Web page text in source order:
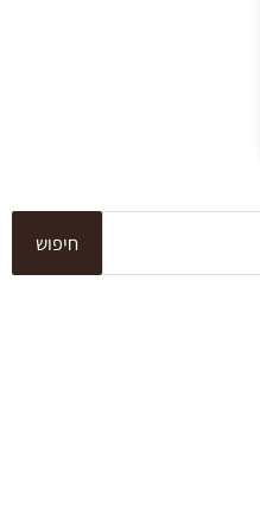
חיפוש